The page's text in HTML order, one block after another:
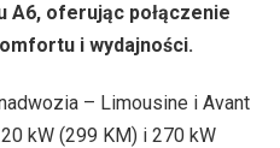
A6, oferując połączenie
i wydajności.
– Limousine i Avant
kW (299 KM) i 270 kW